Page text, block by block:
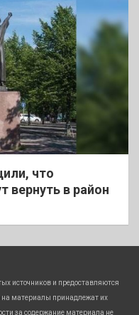
что
вернуть в район
источников и предоставляются
на материалы принадлежат их
за содержание материала не